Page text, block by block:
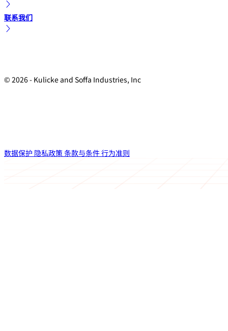
联系我们
© 2026 - Kulicke and Soffa Industries, Inc
数据保护 隐私政策条款与条件行为准则